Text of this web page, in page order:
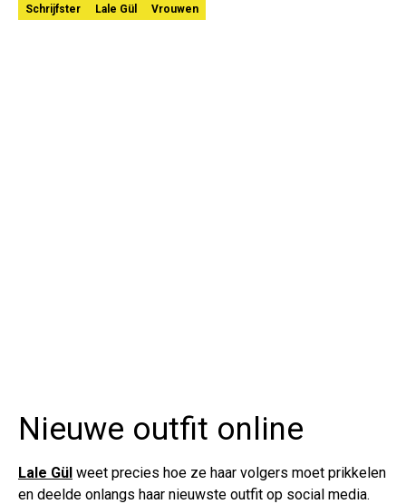
Schrijfster Lale Gül Vrouwen
Nieuwe outfit online
Lale Gül weet precies hoe ze haar volgers moet prikkelen
en deelde onlangs haar nieuwste outfit op social media.